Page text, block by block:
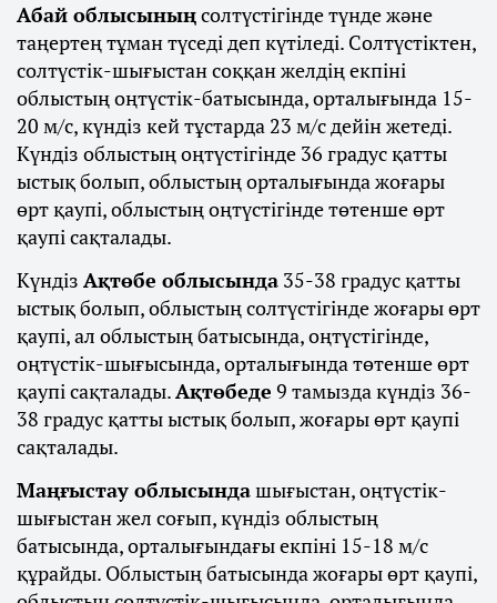
Абай облысыныңсолтүстігінде түнде және
таңертең тұман түседі деп күтіледі. Солтүстіктен,
солтүстік-шығыстан соққан желдің екпіні
облыстың оңтүстік-батысында, орталығында 15-
20 м/с, күндіз кей тұстарда 23 м/с дейін жетеді.
Күндіз облыстың оңтүстігінде 36 градус қатты
ыстық болып, облыстың орталығында жоғары
өрт қаупі, облыстың оңтүстігінде төтенше өрт
қаупі сақталады.
Күндіз Ақтөбе облысында 35-38 градус қатты
ыстық болып, облыстың солтүстігінде жоғары өрт
қаупі, ал облыстың батысында, оңтүстігінде,
оңтүстік-шығысында, орталығында төтенше өрт
қаупі сақталады.Ақтөбеде 9 тамызда күндіз 36-
38 градус қатты ыстық болып, жоғары өрт қаупі
сақталады.
Маңғыстау облысындашығыстан, оңтүстік-
шығыстан жел соғып, күндіз облыстың
батысында, орталығындағы екпіні 15-18 м/с
құрайды. Облыстың батысында жоғары өрт қаупі,